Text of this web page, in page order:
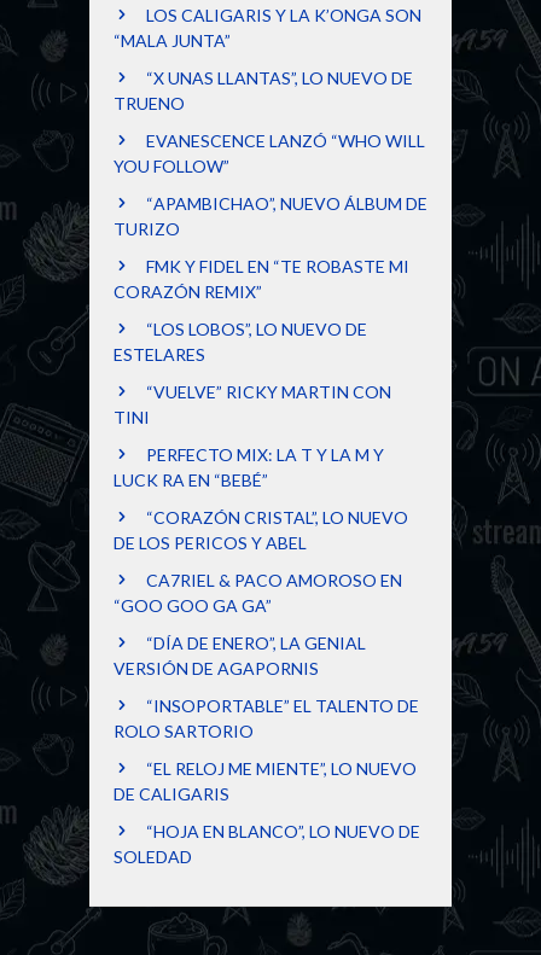
LOS CALIGARIS Y LA K’ONGA SON
“MALA JUNTA”
“X UNAS LLANTAS”, LO NUEVO DE
TRUENO
EVANESCENCE LANZÓ “WHO WILL
YOU FOLLOW”
“APAMBICHAO”, NUEVO ÁLBUM DE
TURIZO
FMK Y FIDEL EN “TE ROBASTE MI
CORAZÓN REMIX”
“LOS LOBOS”, LO NUEVO DE
ESTELARES
“VUELVE” RICKY MARTIN CON
TINI
PERFECTO MIX: LA T Y LA M Y
LUCK RA EN “BEBÉ”
“CORAZÓN CRISTAL”, LO NUEVO
DE LOS PERICOS Y ABEL
CA7RIEL & PACO AMOROSO EN
“GOO GOO GA GA”
“DÍA DE ENERO”, LA GENIAL
VERSIÓN DE AGAPORNIS
“INSOPORTABLE” EL TALENTO DE
ROLO SARTORIO
“EL RELOJ ME MIENTE”, LO NUEVO
DE CALIGARIS
“HOJA EN BLANCO”, LO NUEVO DE
SOLEDAD